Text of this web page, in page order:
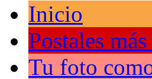
Inicio
Postales
Tu foto